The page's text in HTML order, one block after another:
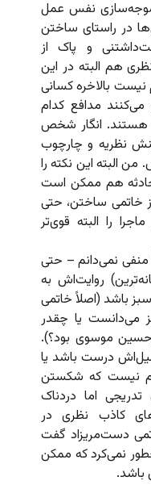
موجه‌سازی نفس عمل
در راستای ساختن
و پاک از
هم البته در این
بالاخره کسانی
می‌کنند مدافع کدام
هستند. انگار شخص
نظریه و چارچوب
البته این نکته را
هم ممکن است
خاتمی ساختن، حتی
را البته قوی‌تر
منفی نمی‌دانم – حتی
روایت‌اش به
باشد (اصلاً خاتمی
یا چقدر
موسوی بود؟).
درست باشد یا
نیست که شکستن
اما دردناک
کاذب نظری در
دست‌مریزاد گفت
نمی‌کرد که ممکن
باشد.